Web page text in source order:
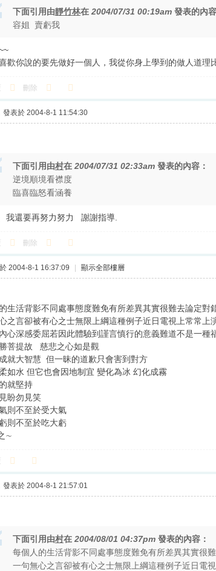
下面引用由靜竹林在 2004/07/31 00:19am 發表的內容
容姐 賣虧我
歡你說的要先做好一個人，我從你身上學到的做人道理
刪除
發表於 2004-8-1 11:54:30
下面引用由村在 2004/07/31 02:33am 發表的內容：
逆境順境看襟度
臨喜臨怒看涵養
我還要再努力努力 謝謝指導.
刪除
2004-8-1 16:37:09 顯示全部樓層
生活背影不同處事態度難免有所差異其實很難去論定對
之言卻被有心之士無限上綱這種例子近日電視上常常上
心深感委屈若因此體驗到謹言慎行的意義難道不是一種
菩提故 慈悲之心如是觀
就大智慧 但一昧的道歉只會害到對方
如水 但它也會因地制宜 變化為冰 幻化成霧
就堅持
盼勿見笑
則不至於受大氣
則不至於吃大虧
∼
發表於 2004-8-1 21:57:01
下面引用由村在 2004/08/01 04:37pm 發表的內容：
每個人的生活背影不同處事態度難免有所差異其實很
一句無心之言卻被有心之士無限上綱這種例子近日電